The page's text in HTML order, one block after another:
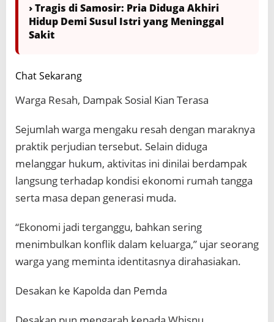
› Tragis di Samosir: Pria Diduga Akhiri
Hidup Demi Susul Istri yang Meninggal
Sakit
Chat Sekarang
Warga Resah, Dampak Sosial Kian Terasa
Sejumlah warga mengaku resah dengan maraknya
praktik perjudian tersebut. Selain diduga
melanggar hukum, aktivitas ini dinilai berdampak
langsung terhadap kondisi ekonomi rumah tangga
serta masa depan generasi muda.
“Ekonomi jadi terganggu, bahkan sering
menimbulkan konflik dalam keluarga,” ujar seorang
warga yang meminta identitasnya dirahasiakan.
Desakan ke Kapolda dan Pemda